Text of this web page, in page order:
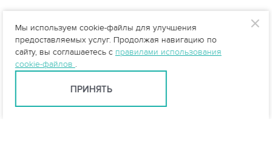
Мы используем cookie-файлы для улучшения
предоставляемых услуг. Продолжая навигацию по
сайту, вы соглашаетесь с правилами использования
cookie-файлов .
ПРИНЯТЬ